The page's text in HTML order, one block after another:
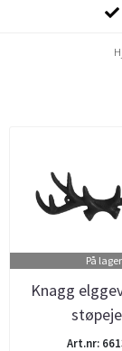
På lager
Knagg
Art.nr: